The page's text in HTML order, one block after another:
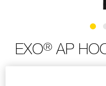
EXO® AP
Système individuel